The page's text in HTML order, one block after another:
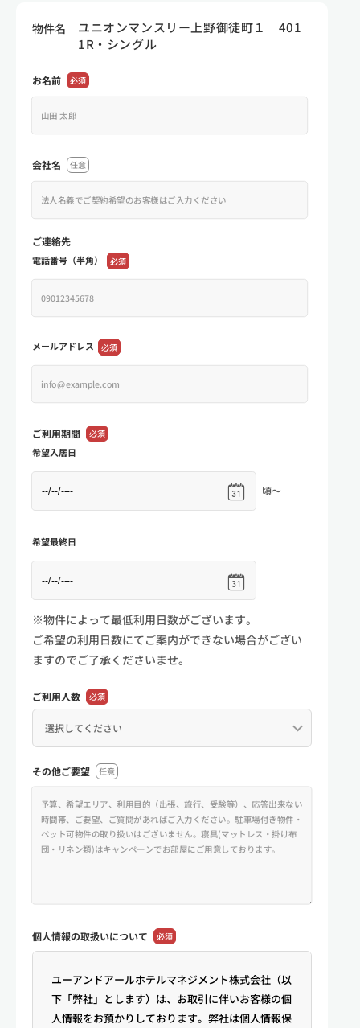
物件名
ユニオンマンスリー上野御徒町１ 401
1R・シングル
お名前 必須
会社名 任意
ご連絡先
電話番号（半角） 必須
メールアドレス 必須
ご利用期間 必須
希望入居日
頃～
希望最終日
※物件によって最低利用日数がございます。
ご希望の利用日数にてご案内ができない場合がござい
ますのでご了承くださいませ。
ご利用人数 必須
その他ご要望 任意
個人情報の取扱いについて 必須
ユーアンドアールホテルマネジメント株式会社（以
下「弊社」とします）は、お取引に伴いお客様の個
人情報をお預かりしております。弊社は個人情報保